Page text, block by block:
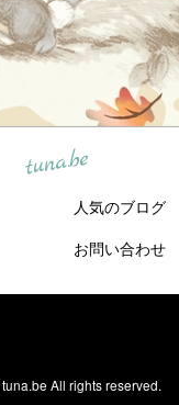
tuna.be
人気のブログ
お問い合わせ
tuna.be All rights reserved.